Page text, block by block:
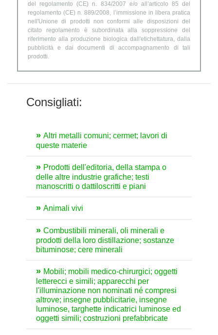
del regolamento (CE) n. 834/2007 e/o all’articolo 85 del
regolamento (CE) n. 889/2008, l’immissione in libera pratica
nell'Unione di prodotti non conformi alle disposizioni del
citato regolamento è subordinata alla soppressione del
riferimento alla produzione biologica dall'etichettatura, dalla
pubblicità e dai documenti di accompagnamento di tali
prodotti.
Consigliati:
Altri metalli comuni; cermet; lavori di
queste materie
Prodotti dell'editoria, della stampa o
delle altre industrie grafiche; testi
manoscritti o dattiloscritti e piani
Animali vivi
Combustibili minerali, oli minerali e
prodotti della loro distillazione; sostanze
bituminose; cere minerali
Mobili; mobili medico-chirurgici; oggetti
letterecci e simili; apparecchi per
l'illuminazione non nominati né compresi
altrove; insegne pubblicitarie, insegne
luminose, targhette indicatrici luminose ed
oggetti simili; costruzioni prefabbricate